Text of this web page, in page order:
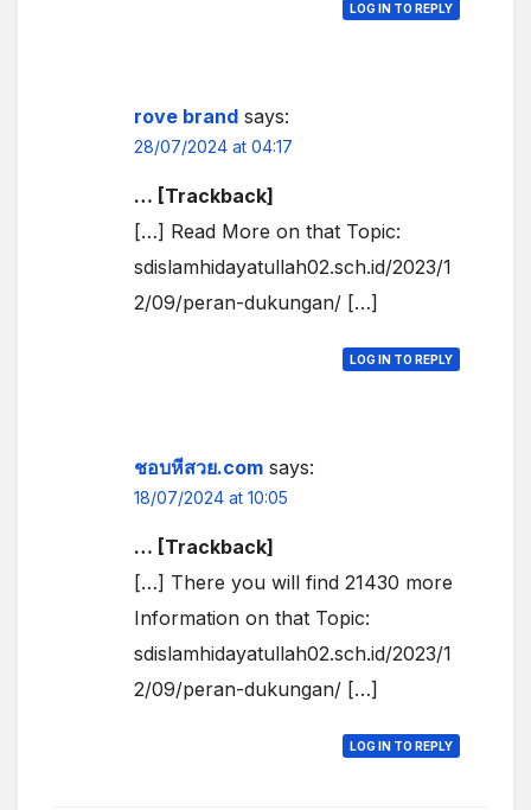
LOG IN TO REPLY
rove brand says:
28/07/2024 at 04:17
… [Trackback]
[…] Read More on that Topic:
sdislamhidayatullah02.sch.id/2023/1
2/09/peran-dukungan/ […]
LOG IN TO REPLY
ชอบหีสวย.com says:
18/07/2024 at 10:05
… [Trackback]
[…] There you will find 21430 more
Information on that Topic:
sdislamhidayatullah02.sch.id/2023/1
2/09/peran-dukungan/ […]
LOG IN TO REPLY